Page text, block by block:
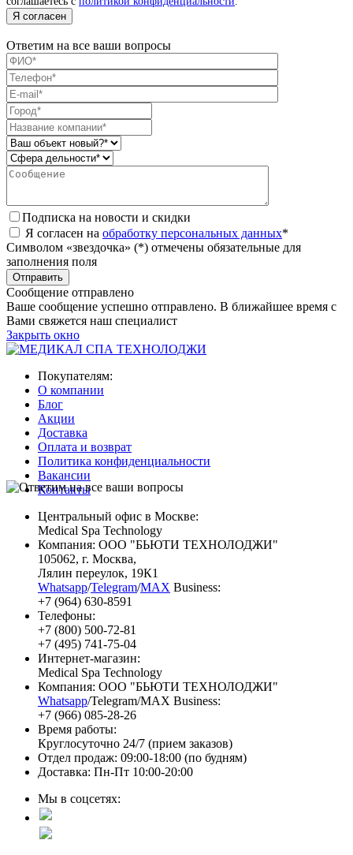
Я согласен
Ответим на все ваши вопросы
Подписка на новости и скидки
Я согласен на обработку персональных данных*
Символом «звездочка» (*) отмечены обязательные для
заполнения поля
Сообщение отправлено
Ваше сообщение успешно отправлено. В ближайшее время с
Вами свяжется наш специалист
Закрыть окно
Покупателям:
О компании
Блог
Акции
Доставка
Оплата и возврат
Политика конфиденциальности
Вакансии
Контакты
Центральный офис в Москве:
Medical Spa Technology
Компания: ООО "БЬЮТИ ТЕХНОЛОДЖИ"
105062, г. Москва,
Лялин переулок, 19К1
Whatsapp/Telegram/MAX Business:
+7 (964) 630-8591
Телефоны:
+7 (800) 500-72-81
+7 (495) 741-75-04
Интернет-магазин:
Medical Spa Technology
Компания: ООО "БЬЮТИ ТЕХНОЛОДЖИ"
Whatsapp/Telegram/MAX Business:
+7 (966) 085-28-26
Время работы:
Круглосуточно 24/7 (прием заказов)
Отдел продаж: 09:00-18:00 (по будням)
Доставка: Пн-Пт 10:00-20:00
Мы в соцсетях: